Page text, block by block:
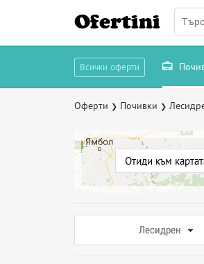
Ofertini
Всички оферти
Оферти ❯ Почивки ❯
Отиди към
Лесидрен